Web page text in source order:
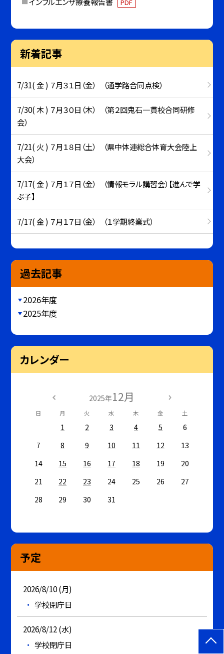
PDF
新着記事
7/31( 金 ) ７月３１日（金） （通学路合同点検）
7/30( 木 ) ７月３０日（木） （第２回鬼石一貫校合同研修
会）
7/21( 火 ) ７月１８日（土） （県中体連総合体育大会陸上
大会）
7/17( 金 ) ７月１７日（金） （情報モラル講習会）【進んで学
ぶ子】
7/17( 金 ) ７月１７日（金） （１学期終業式）
過去記事
2026年度
2025年度
カレンダー
2025年12月
日 月 火 水 木 金 土
1 2 3 4 5
6
7
8 9 10 11 12
13
14
15 16 17 18 19
20
21
22 23 24 25 26
27
28
29 30 31
予定
2026/8/10 (月)
学校閉庁日
2026/8/12 (水)
学校閉庁日